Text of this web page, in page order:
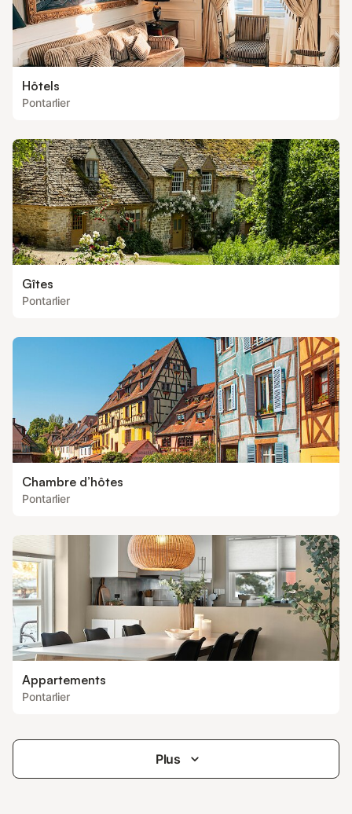
Hôtels
Pontarlier
Gîtes
Pontarlier
Chambre d’hôtes
Pontarlier
Appartements
Pontarlier
Plus